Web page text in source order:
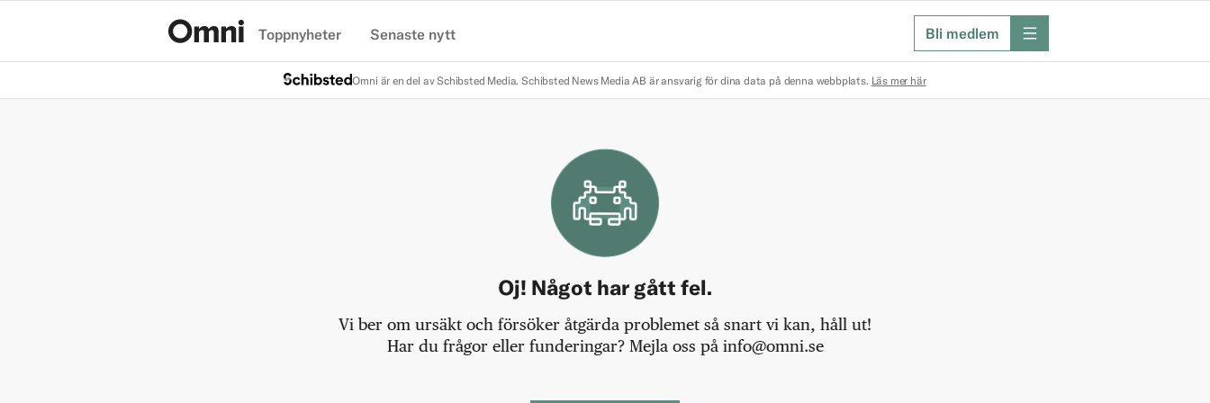
Toppnyheter Senaste nytt Bli medlem meny
Omni är en del av Schibsted Media. Schibsted News Media AB är ansvarig för dina data på denna webbplats. Läs mer här
Oj! Något har gått fel.
Vi ber om ursäkt och försöker åtgärda problemet så snart vi kan, håll ut!
Har du frågor eller funderingar? Mejla oss på info@omni.se